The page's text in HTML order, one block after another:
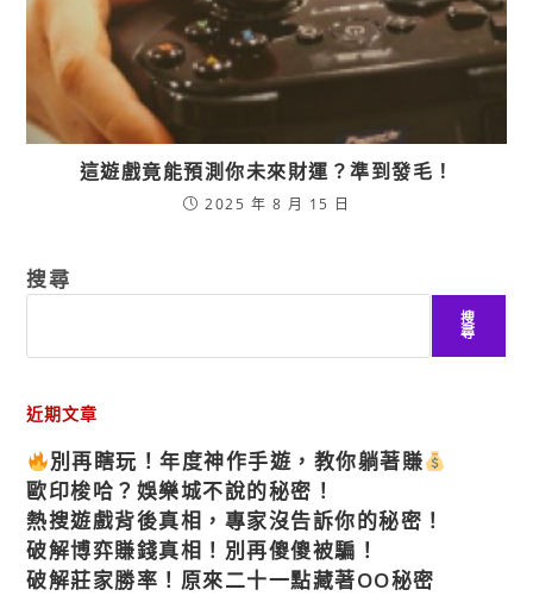
這遊戲竟能預測你未來財運？準到發毛！
2025 年 8 月 15 日
搜尋
搜
尋
近期文章
別再瞎玩！年度神作手遊，教你躺著賺
歐印梭哈？娛樂城不說的秘密！
熱搜遊戲背後真相，專家沒告訴你的秘密！
破解博弈賺錢真相！別再傻傻被騙！
破解莊家勝率！原來二十一點藏著OO秘密